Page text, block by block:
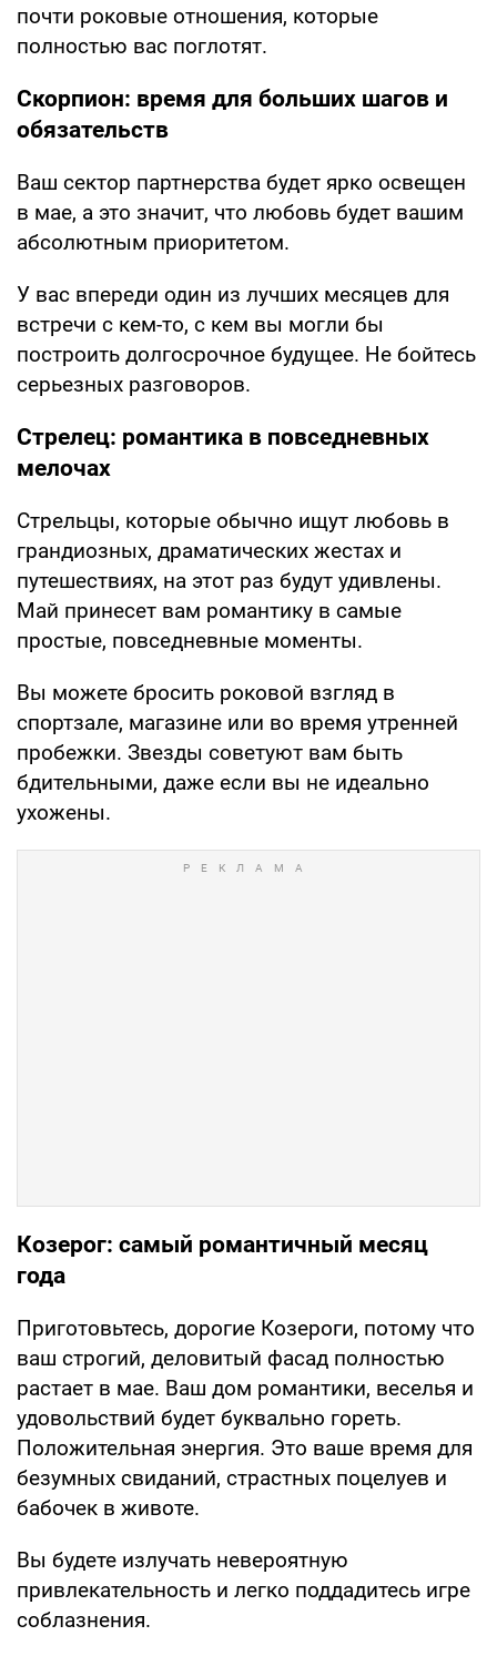
почти роковые отношения, которые
полностью вас поглотят.
Скорпион: время для больших шагов и
обязательств
Ваш сектор партнерства будет ярко освещен
в мае, а это значит, что любовь будет вашим
абсолютным приоритетом.
У вас впереди один из лучших месяцев для
встречи с кем-то, с кем вы могли бы
построить долгосрочное будущее. Не бойтесь
серьезных разговоров.
Стрелец: романтика в повседневных
мелочах
Стрельцы, которые обычно ищут любовь в
грандиозных, драматических жестах и
путешествиях, на этот раз будут удивлены.
Май принесет вам романтику в самые
простые, повседневные моменты.
Вы можете бросить роковой взгляд в
спортзале, магазине или во время утренней
пробежки. Звезды советуют вам быть
бдительными, даже если вы не идеально
ухожены.
Козерог: самый романтичный месяц
года
Приготовьтесь, дорогие Козероги, потому что
ваш строгий, деловитый фасад полностью
растает в мае. Ваш дом романтики, веселья и
удовольствий будет буквально гореть.
Положительная энергия. Это ваше время для
безумных свиданий, страстных поцелуев и
бабочек в животе.
Вы будете излучать невероятную
привлекательность и легко поддадитесь игре
соблазнения.